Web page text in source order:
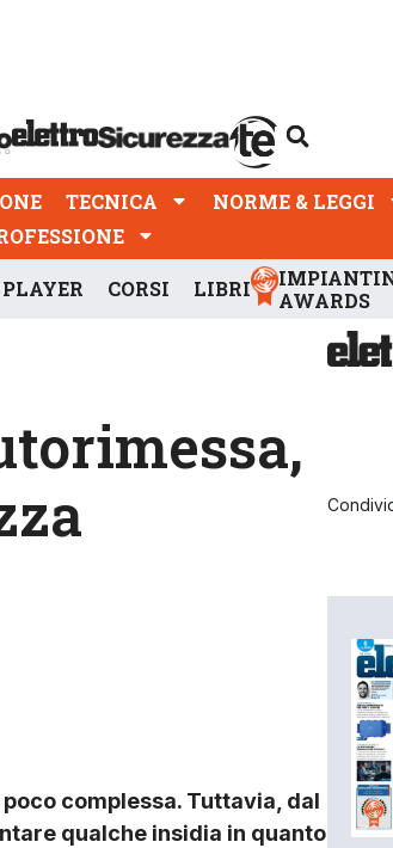
TECNICA NORME & LEGGI
CORSI LIBRI
AWARDS
complessa. Tuttavia, dal
qualche insidia in quanto